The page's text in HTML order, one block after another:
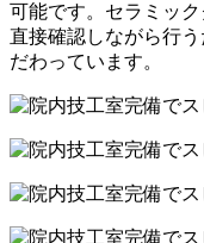
可能です。セラミッ
直接確認しながら行
だわっています。